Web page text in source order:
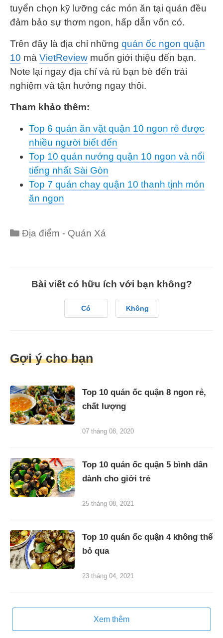
tuyển chọn kỹ lưỡng các món ăn tại quán đều
đảm bảo sự thơm ngon, hấp dẫn vốn có.
Trên đây là địa chỉ những quán ốc ngon quận
10 mà VietReview muốn giới thiệu đến bạn.
Note lại ngay địa chỉ và rủ bạn bè đến trải
nghiệm và tận hưởng ngay thôi.
Tham khảo thêm:
Top 6 quán ăn vặt quận 10 ngon rẻ được
nhiều người biết đến
Top 10 quán nướng quận 10 ngon và nổi
tiếng nhất Sài Gòn
Top 7 quán chay quận 10 thanh tịnh món
ăn ngon
Categories
Địa điểm - Quán Xá
Bài viết có hữu ích với bạn không?
Có Không
Gợi ý cho bạn
Top 10 quán ốc quận 8 ngon rẻ,
chất lượng
07 tháng 08, 2020
Top 10 quán ốc quận 5 bình dân
dành cho giới trẻ
25 tháng 08, 2021
Top 10 quán ốc quận 4 không thể
bỏ qua
23 tháng 04, 2021
Xem thêm